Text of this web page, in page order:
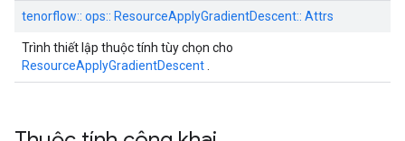
tenorflow:: ops:: ResourceApplyGradientDescent:: Attrs
Trình thiết lập thuộc tính tùy chọn cho
ResourceApplyGradientDescent